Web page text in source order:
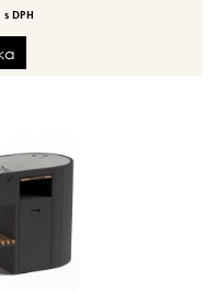
s DPH